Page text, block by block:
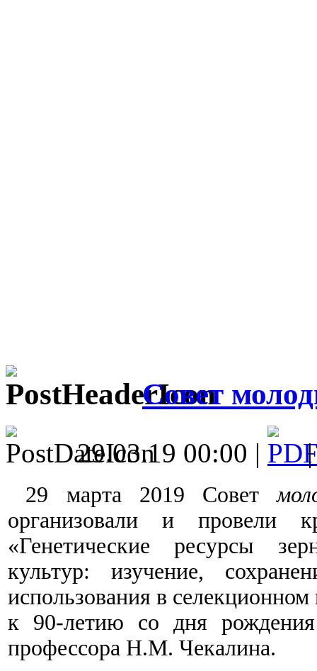
Совет
29.03.19 00:00 |
29 марта 2019 Совет
организовали и провели
«Генетические ресурсы
культур: изучение,
использования в
к 90-летию со дня рождения
профессора Н.М. Чекалина.